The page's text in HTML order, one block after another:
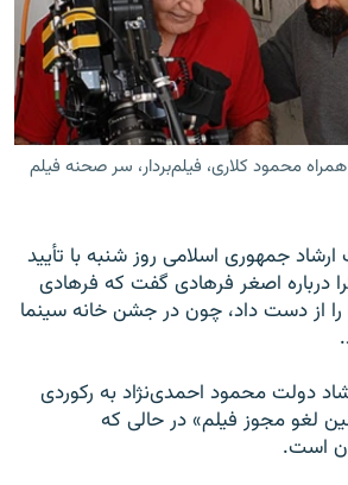
محمود کلاری، فیلم‌بردار، سر صحنه فیلم
جمهوری اسلامی روز شنبه با تأیید
درباره اصغر فرهادی گفت که فرهادی
از دست داد، چون در جشن خانه سینما
دولت محمود احمدی‌نژاد به رکوردی
لغو مجوز فیلم» در حالی که
است.